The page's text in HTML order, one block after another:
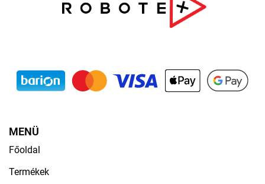
MENÜ
Főoldal
Termékek